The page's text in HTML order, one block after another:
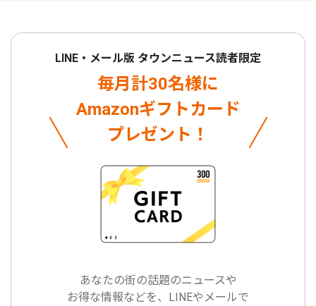
LINE・メール版 タウンニュース読者限定
毎月計30名様に
Amazonギフトカード
プレゼント！
あなたの街の話題のニュースや
お得な情報などを、LINEやメールで